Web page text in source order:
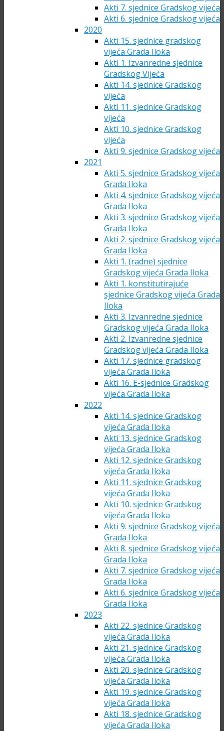
Akti 7. sjednice Gradskog vijeća
Akti 6. sjednice Gradskog vijeća
2020
Akti 15. sjednice gradskog
vijeća Grada Iloka
Akti 1. Izvanredne sjednice
Gradskog Vijeća
Akti 14. sjednice Gradskog
vijeća
Akti 11. sjednice Gradskog
vijeća
Akti 10. sjednice Gradskog
vijeća
Akti 9. sjednice Gradskog vijeća
2021
Akti 5. sjednice Gradskog vijeća
Grada Iloka
Akti 4. sjednice Gradskog vijeća
Grada Iloka
Akti 3. sjednice Gradskog vijeća
Grada Iloka
Akti 2. sjednice Gradskog vijeća
Grada Iloka
Akti 1. (radne) sjednice
Gradskog vijeća Grada Iloka
Akti 1. konstitutirajuće
sjednice Gradskog vijeća Grada
Iloka
Akti 3. Izvanredne sjednice
Gradskog vijeća Grada Iloka
Akti 2. Izvanredne sjednice
Gradskog vijeća Grada Iloka
Akti 17. sjednice gradskog
vijeća Grada Iloka
Akti 16. E-sjednice Gradskog
vijeća Grada Iloka
2022
Akti 14. sjednice Gradskog
vijeća Grada Iloka
Akti 13. sjednice Gradskog
vijeća Grada Iloka
Akti 12. sjednice Gradskog
vijeća Grada Iloka
Akti 11. sjednice Gradskog
vijeća Grada Iloka
Akti 10. sjednice Gradskog
vijeća Grada Iloka
Akti 9. sjednice Gradskog vijeća
Grada Iloka
Akti 8. sjednice Gradskog vijeća
Grada Iloka
Akti 7. sjednice Gradskog vijeća
Grada Iloka
Akti 6. sjednice Gradskog vijeća
Grada Iloka
2023
Akti 22. sjednice Gradskog
vijeća Grada Iloka
Akti 21. sjednice Gradskog
vijeća Grada Iloka
Akti 20. sjednice Gradskog
vijeća Grada Iloka
Akti 19. sjednice Gradskog
vijeća Grada Iloka
Akti 18. sjednice Gradskog
vijeća Grada Iloka